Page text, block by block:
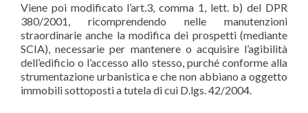
Viene poi modificato l’art.3, comma 1, lett. b) del DPR
380/2001, ricomprendendo nelle manutenzioni
straordinarie anche la modifica dei prospetti (mediante
SCIA), necessarie per mantenere o acquisire l’agibilità
dell’edificio o l’accesso allo stesso, purché conforme alla
strumentazione urbanistica e che non abbiano a oggetto
immobili sottoposti a tutela di cui D.lgs. 42/2004.